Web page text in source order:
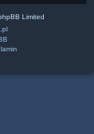
Limited